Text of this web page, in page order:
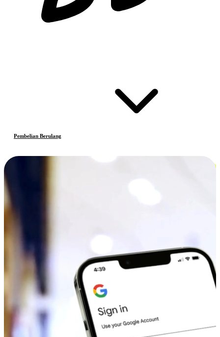
Pembelian Berulang